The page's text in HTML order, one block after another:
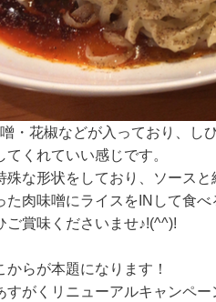
・花椒などが入っており、し
てくれていい感じです。
殊な形状をしており、ソース
た肉味噌にライスをINして食べ
ご賞味くださいませ♪!(^^)!
からが本題になります！
すがくリニューアルキャンペ